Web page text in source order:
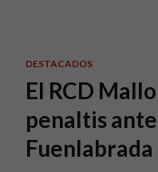
DESTACADOS
El RCD
penaltis
Fuenlabrada